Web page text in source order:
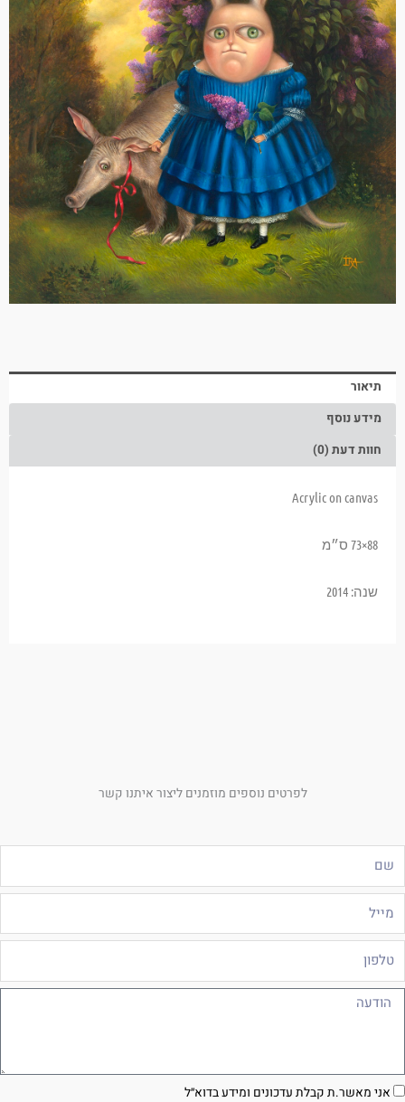
תיאור
מידע נוסף
חוות דעת (0)
Acrylic on canvas
88×73 ס״מ
שנה: 2014
לפרטים נוספים מוזמנים ליצור איתנו קשר
אני מאשר.ת קבלת עדכונים ומידע בדוא״ל